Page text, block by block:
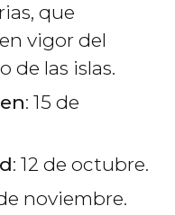
que
vigor del
de las islas.
: 15 de
: 12 de octubre.
noviembre.